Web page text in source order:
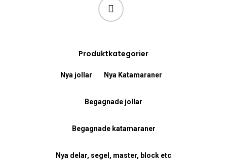
Produktkategorier
Nya jollar Nya Katamaraner
Begagnade jollar
Begagnade katamaraner
Nya delar, segel, master, block etc